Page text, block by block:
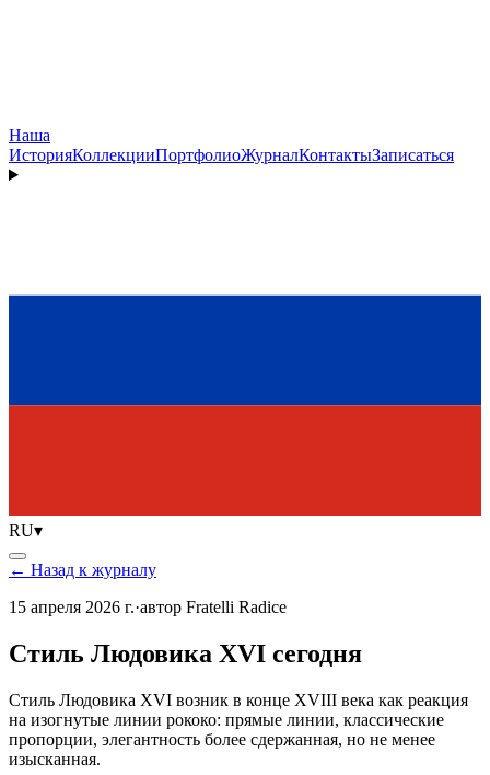
Наша
ИсторияКоллекцииПортфолиоЖурналКонтактыЗаписаться
RU▾
← Назад к журналу
15 апреля 2026 г.·автор Fratelli Radice
Стиль Людовика XVI сегодня
Стиль Людовика XVI возник в конце XVIII века как реакция
на изогнутые линии рококо: прямые линии, классические
пропорции, элегантность более сдержанная, но не менее
изысканная.